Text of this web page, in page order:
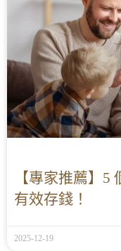
【專家推薦】5
有效存錢！
2025-12-19